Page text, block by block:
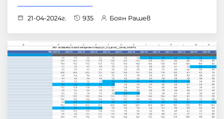
21-04-2024г. 935 Боян Рашев